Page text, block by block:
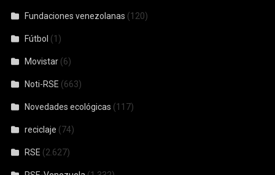
Fundaciones venezolanas (120)
Fútbol (1)
Movistar (6)
Noti-RSE (663)
Novedades ecológicas (117)
reciclaje (74)
RSE (2.627)